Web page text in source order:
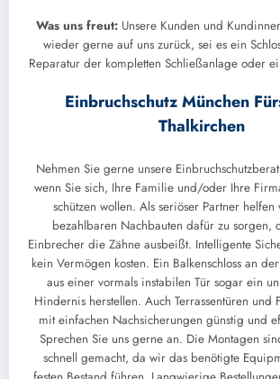
Was uns freut:Unsere Kunden und
wieder gerne auf uns zurück, sei es ein
Reparatur der kompletten Schließanlage oder
Einbruchschutz München
Thalkirchen
Nehmen Sie gerne unsere
wenn Sie sich, Ihre Familie und/oder Ihre
schützen wollen. Als seriöser Partner
bezahlbaren Nachbauten dafür zu sorgen,
Einbrecher die Zähne ausbeißt. Intelligente
kein Vermögen kosten. Ein Balkenschloss an
aus einer vormals instabilen Tür sogar ein
Hindernis herstellen. Auch Terrassentüren und
mit einfachen Nachsicherungen günstig und
Sprechen Sie uns gerne an. Die Montagen
schnell gemacht, da wir das benötigte